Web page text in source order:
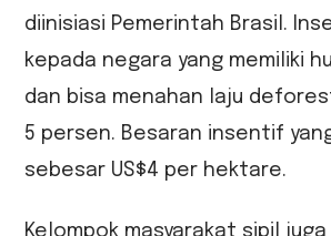
diinisiasi Pemerintah Brasil.
kepada negara yang memiliki
dan bisa menahan laju
5 persen. Besaran insentif
sebesar US$4 per hektare.
Kelompok masyarakat sipil